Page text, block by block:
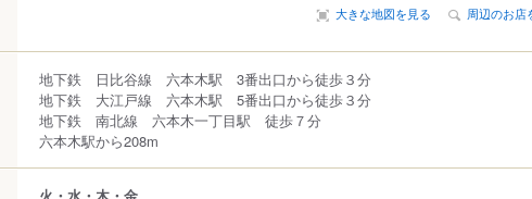
大きな地図を見る 周辺のお店
地下鉄 日比谷線 六本木駅 3番出口から徒歩３分
地下鉄 大江戸線 六本木駅 5番出口から徒歩３分
地下鉄 南北線 六本木一丁目駅 徒歩７分
六本木駅から208m
火・水・木・金